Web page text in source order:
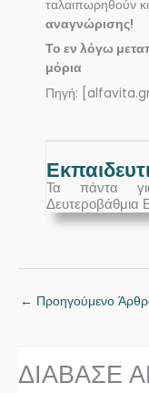
ταλαιπωρηθούν
αναγνώρισης!
Το εν λόγω
μόρια
Πηγή:
Τα πάντα
Δευτεροβάθμια
← Προηγούμενο
ΔΙΑΒΑΣΕ